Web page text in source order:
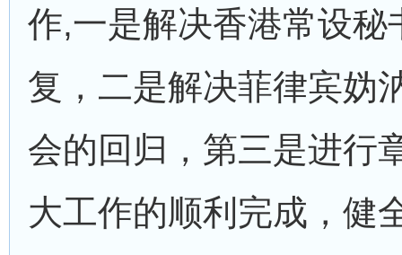
作,一是解决香港常设秘
复，二是解决菲律宾妫
会的回归，第三是进行
大工作的顺利完成，健